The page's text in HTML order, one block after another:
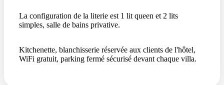
La configuration de la literie est 1 lit queen et 2 lits
simples, salle de bains privative.
Kitchenette, blanchisserie réservée aux clients de l'hôtel,
WiFi gratuit, parking fermé sécurisé devant chaque villa.